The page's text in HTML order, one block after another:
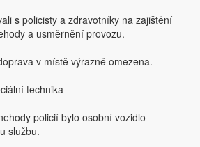
s policisty a zdravotníky na zajištění
a usměrnění provozu.
v místě výrazně omezena.
technika
policií bylo osobní vozidlo
službu.